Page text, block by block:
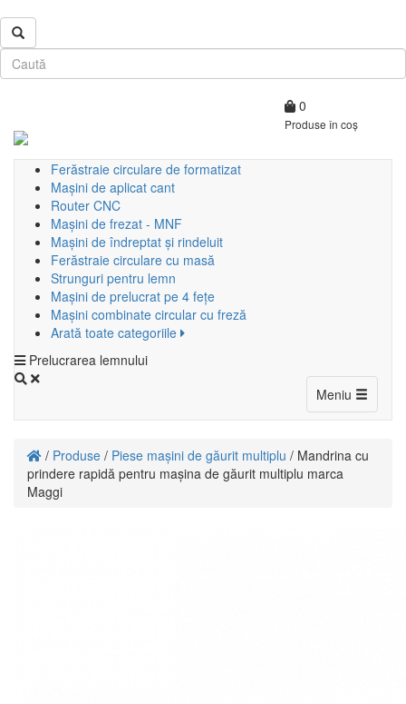
0
Produse în coș
Ferăstraie circulare de formatizat
Mașini de aplicat cant
Router CNC
Mașini de frezat - MNF
Mașini de îndreptat și rindeluit
Ferăstraie circulare cu masă
Strunguri pentru lemn
Mașini de prelucrat pe 4 fețe
Mașini combinate circular cu freză
Arată toate categoriile
Prelucrarea lemnului
Meniu Toggle
/ Produse / Piese mașini de găurit multiplu / Mandrina cu
prindere rapidă pentru mașina de găurit multiplu marca
Maggi